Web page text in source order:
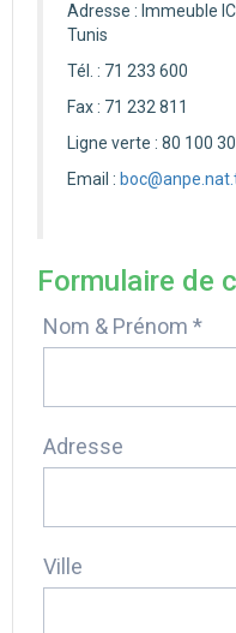
Adresse : Immeuble
Tunis
Tél. : 71 233 600
Fax : 71 232 811
Ligne verte : 80 100
Email :
Formulaire de
Nom & Prénom *
Adresse
Ville